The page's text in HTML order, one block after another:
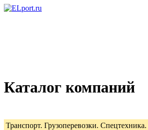
Каталог компаний
Транспорт. Грузоперевозки. Спецтехника.